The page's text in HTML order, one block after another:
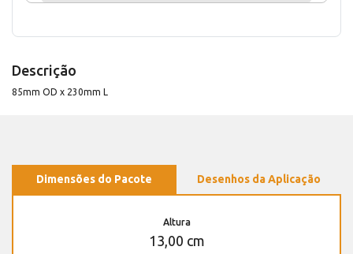
Descrição
85mm OD x 230mm L
Dimensões do Pacote Desenhos da Aplicação
Altura
13,00 cm